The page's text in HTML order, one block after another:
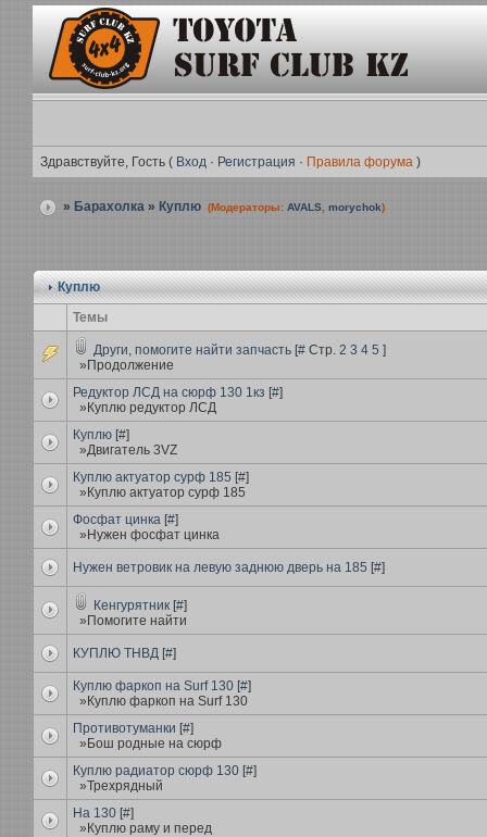
Здравствуйте, Гость ( Вход· Регистрация · Правила форума)
» Барахолка» Куплю (Модераторы: AVALS morychok)
Куплю
Темы
Други, помогите найти запчасть[#Стр. 2 3 4 5 ]
»Продолжение
Редуктор ЛСД на сюрф 130 1кз [#]
»Куплю редуктор ЛСД
Куплю[#]
»Двигатель 3VZ
Куплю актуатор сурф 185 [#]
»Куплю актуатор сурф 185
Фосфат цинка[#]
»Нужен фосфат цинка
Нужен ветровик на левую заднюю дверь на 185 [#]
Кенгурятник[#]
»Помогите найти
КУПЛЮ ТНВД[#]
Куплю фаркоп на Surf 130[#]
»Куплю фаркоп на Surf 130
Противотуманки [#]
»Бош родные на сюрф
Куплю радиатор сюрф 130[#]
»Трехрядный
На 130[#]
»Куплю раму и перед